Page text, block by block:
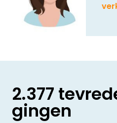
2.377
gingen